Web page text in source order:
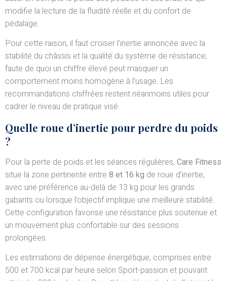
modifie la lecture de la fluidité réelle et du confort de
pédalage.
Pour cette raison, il faut croiser l’inertie annoncée avec la
stabilité du châssis et la qualité du système de résistance,
faute de quoi un chiffre élevé peut masquer un
comportement moins homogène à l’usage. Les
recommandations chiffrées restent néanmoins utiles pour
cadrer le niveau de pratique visé.
Quelle roue d’inertie pour perdre du poids
?
Pour la perte de poids et les séances régulières, Care Fitness
situe la zone pertinente entre 8 et 16 kg de roue d’inertie,
avec une préférence au-delà de 13 kg pour les grands
gabarits ou lorsque l’objectif implique une meilleure stabilité.
Cette configuration favorise une résistance plus soutenue et
un mouvement plus confortable sur des sessions
prolongées.
Les estimations de dépense énergétique, comprises entre
500 et 700 kcal par heure selon Sport-passion et pouvant